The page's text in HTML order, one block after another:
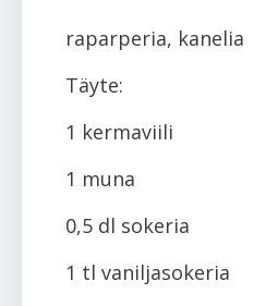
raparperia, kanelia
Täyte:
1 kermaviili
1 muna
0,5 dl sokeria
1 tl vaniljasokeria